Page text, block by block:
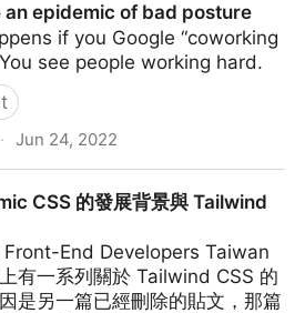
an epidemic of bad posture
if you Google “coworking
see people working hard.
· Jun 24, 2022
CSS 的發展背景與 Tailwind
Front-End Developers Taiwan
有一系列關於 Tailwind CSS 的
是另一篇已經刪除的貼文，那篇